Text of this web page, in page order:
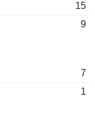
15
9
7
1